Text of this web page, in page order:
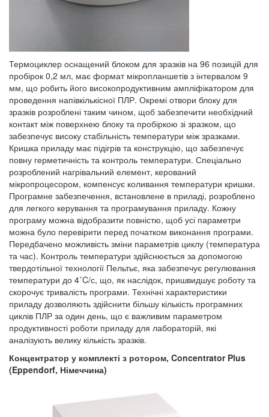
Термоциклер оснащений блоком для зразків на 96 позицій для
пробірок 0,2 мл, має формат мікропланшетів з інтервалом 9
мм, що робить його високопродуктивним ампліфікатором для
проведення напівкількісної ПЛР. Окремі отвори блоку для
зразків розроблені таким чином, щоб забезпечити необхідний
контакт між поверхнею блоку та пробіркою зі зразком, що
забезпечує високу стабільність температури між зразками.
Кришка приладу має підігрів та конструкцію, що забезпечує
повну герметичність та контроль температури. Спеціально
розроблений нагрівальний елемент, керований
мікропроцесором, компенсує коливання температури кришки.
Програмне забезпечення, встановлене в приладі, розроблено
для легкого керування та програмування приладу. Кожну
програму можна відобразити повністю, щоб усі параметри
можна було перевірити перед початком виконання програми.
Передбачено можливість зміни параметрів циклу (температура
та час). Контроль температури здійснюється за допомогою
твердотільної технології Пельтьє, яка забезпечує регулювання
температури до 4˚C/с, що, як наслідок, пришвидшує роботу та
скорочує тривалість програми. Технічні характеристики
приладу дозволяють здійснити більшу кількість програмних
циклів ПЛР за один день, що є важливим параметром
продуктивності роботи приладу для лабораторій, які
аналізують велику кількість зразків.
Концентратор у комплекті з ротором, Concentrator Plus
(Eppendorf, Німеччина)